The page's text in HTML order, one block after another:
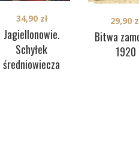
Jagiellonowie.
Schyłek
średniowiecza
34,90 zł
Bitwa
1920
29,90